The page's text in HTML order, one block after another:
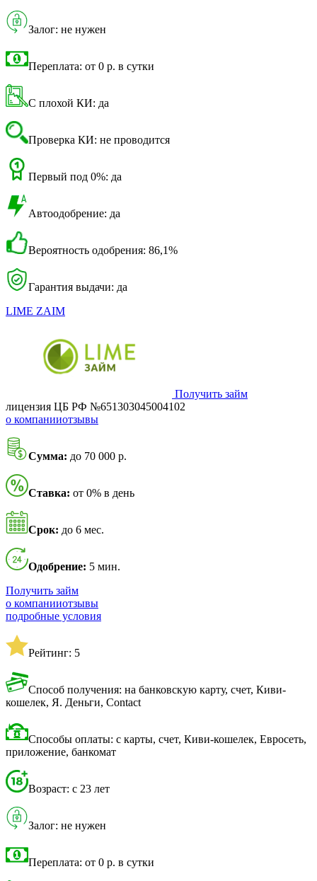
Залог: не нужен
Переплата: от 0 р. в сутки
С плохой КИ: да
Проверка КИ: не проводится
Первый под 0%: да
Автоодобрение: да
Вероятность одобрения: 86,1%
Гарантия выдачи: да
LIME ZAIM
Получить займ
лицензия ЦБ РФ №651303045004102
о компанииотзывы
Сумма: до 70 000 р.
Ставка: от 0% в день
Срок: до 6 мес.
Одобрение: 5 мин.
Получить займ
о компанииотзывы
подробные условия
Рейтинг: 5
Способ получения: на банковскую карту, счет, Киви-
кошелек, Я. Деньги, Contact
Способы оплаты: с карты, счет, Киви-кошелек, Евросеть,
приложение, банкомат
Возраст: с 23 лет
Залог: не нужен
Переплата: от 0 р. в сутки